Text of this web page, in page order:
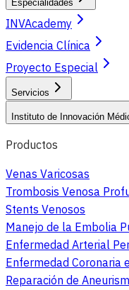
Especialidades
INVAcademy
Evidencia Clínica
Proyecto Especial
Servicios
Instituto de Innovación
Productos
Venas Varicosas
Trombosis Venosa
Stents Venosos
Manejo de la Embolia
Enfermedad Arterial
Enfermedad Coronaria
Reparación de